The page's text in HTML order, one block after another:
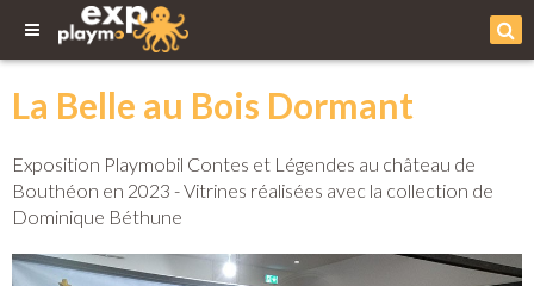
La Belle au Bois Dormant
Exposition Playmobil Contes et Légendes au château de
Bouthéon en 2023 - Vitrines réalisées avec la collection de
Dominique Béthune